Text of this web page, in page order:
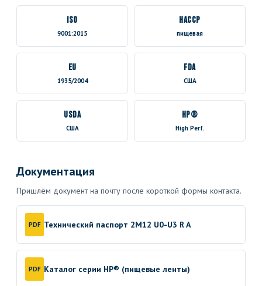
ISO
9001:2015
HACCP
пищевая
EU
1935/2004
FDA
США
USDA
США
HP®
High Perf.
Документация
Пришлём документ на почту после короткой формы контакта.
PDF Технический паспорт 2M12 U0-U3 R A
PDF Каталог серии HP® (пищевые ленты)